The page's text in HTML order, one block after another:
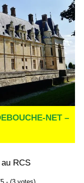
NET –
RCS